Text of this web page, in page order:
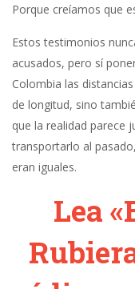
Porque creíamos que
Estos testimonios
acusados, pero sí
Colombia las
de longitud, sino
que la realidad parece
transportarlo al
eran iguales.
Lea